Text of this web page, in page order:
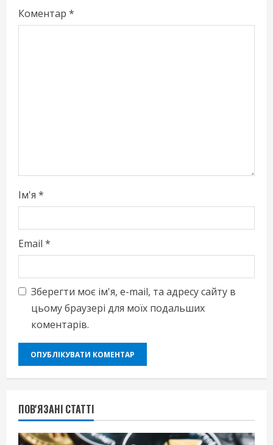
R
g
Коментар *
Ім'я *
Email *
Зберегти моє ім'я, e-mail, та адресу сайту в
цьому браузері для моїх подальших
коментарів.
ПОВ'ЯЗАНІ СТАТТІ